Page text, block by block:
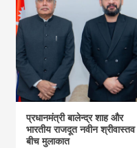
प्रधानमंत्री बालेन्द्र शाह और
भारतीय राजदूत नवीन श्रीवास्तव
बीच मुलाकात